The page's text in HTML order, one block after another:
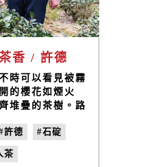
香 / 許德
時可以看見被霧
的櫻花如煙火
堆疊的茶樹。路
地引著我們來到
造屋，還有掛滿
旁的許林寶雀已
許德 #石碇
茶